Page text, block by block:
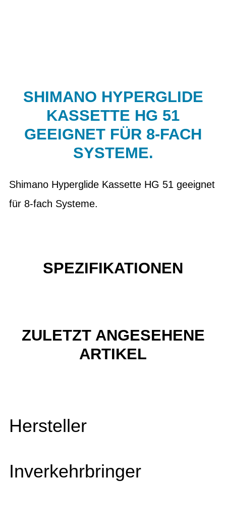
SHIMANO HYPERGLIDE
KASSETTE HG 51
GEEIGNET FÜR 8-FACH
SYSTEME.
Shimano Hyperglide Kassette HG 51 geeignet
für 8-fach Systeme.
SPEZIFIKATIONEN
ZULETZT ANGESEHENE
ARTIKEL
Hersteller
Inverkehrbringer